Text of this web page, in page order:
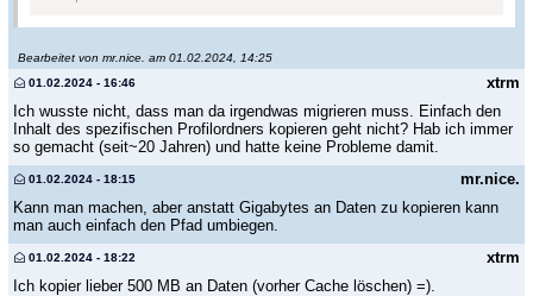
Bearbeitet von mr.nice. am 01.02.2024, 14:25
xtrm
01.02.2024 - 16:46
Ich wusste nicht, dass man da irgendwas migrieren muss. Einfach den
Inhalt des spezifischen Profilordners kopieren geht nicht? Hab ich immer
so gemacht (seit~20 Jahren) und hatte keine Probleme damit.
mr.nice.
01.02.2024 - 18:15
Kann man machen, aber anstatt Gigabytes an Daten zu kopieren kann
man auch einfach den Pfad umbiegen.
xtrm
01.02.2024 - 18:22
Ich kopier lieber 500 MB an Daten (vorher Cache löschen) =).